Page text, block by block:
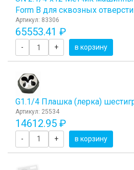
Form B для сквозных
Артикул: 83306
65553.41 ₽
- + в корзину
G1.1/4 Плашка (лерка)
Артикул: 25534
14612.95 ₽
- + в корзину